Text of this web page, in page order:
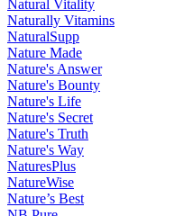
Natural Vitality
Naturally Vitamins
NaturalSupp
Nature Made
Nature's Answer
Nature's Bounty
Nature's Life
Nature's Secret
Nature's Truth
Nature's Way
NaturesPlus
NatureWise
Nature’s Best